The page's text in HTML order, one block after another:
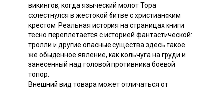
викингов, когда языческий молот Тора
схлестнулся в жестокой битве с христианским
крестом. Реальная история на страницах книги
тесно переплетается с историей фантастической:
тролли и другие опасные существа здесь такое
же обыденное явление, как кольчуга на груди и
занесенный над головой противника боевой
топор.
Внешний вид товара может отличаться от